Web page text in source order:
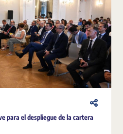
para el despliegue de la cartera